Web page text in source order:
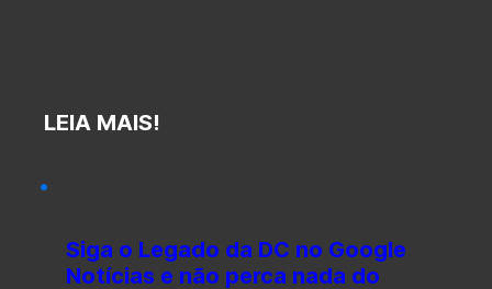
LEIA MAIS!
Siga o Legado da DC no Google
Notícias e não perca nada do